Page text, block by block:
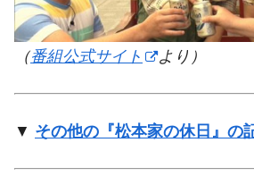
（番組公式サイト より）
▼ その他の『松本家の休日』の